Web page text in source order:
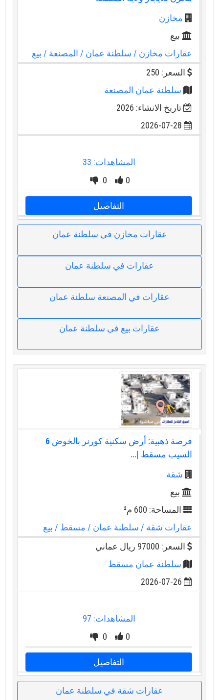
مخازن
بيع
عقارات مخازن/ سلطنة عمان/ المصنعة/ بيع
السعر: 250
سلطنة عمان المصنعة
تاريخ الانشاء: 2026
2026-07-28
المشاهدات: 33
0
0
التفاصيل
عقارات مخازن في سلطنة عمان
عقارات في سلطنة عمان
عقارات في المصنعة سلطنة عمان
عقارات بيع في سلطنة عمان
فرصة ذهبية: أرض سكنية كورنر بالخوض 6
السيب مسقط |...
شقة
بيع
المساحة: 600 م²
عقارات شقة / سلطنة عمان/ مسقط/ بيع
السعر: 97000 ريال عماني
سلطنة عمان مسقط
2026-07-26
المشاهدات: 97
0
0
التفاصيل
عقارات شقة في سلطنة عمان